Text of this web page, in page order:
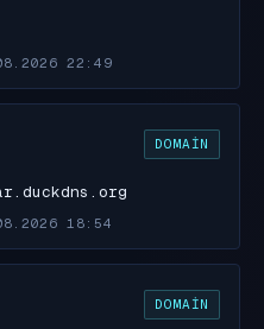
22:49
DOMAIN
18:54
DOMAIN